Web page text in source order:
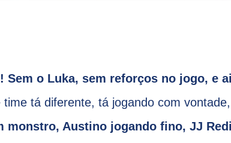
Sem o Luka, sem reforços no jogo, e
time tá diferente, tá jogando com
monstro, Austino jogando fino, JJ